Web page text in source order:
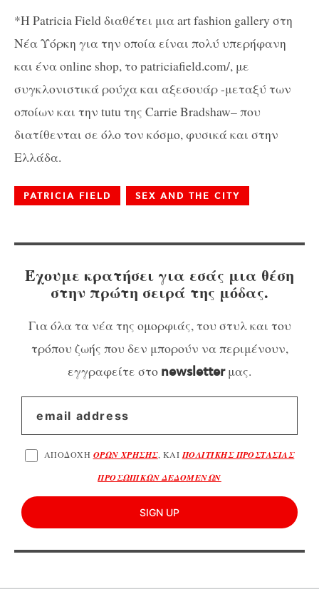
*Η PatriciaFieldδιαθέτει μιαartfashion gallery στη
Νέα Υόρκη για την οποία είναι πολύ υπερήφανη
και έναonline shop, το patriciafield.com/, με
συγκλονιστικά ρούχα και αξεσουάρ -μεταξύ των
οποίων και την tutuτης CarrieBradshaw–που
διατίθενται σε όλο τον κόσμο, φυσικά και στην
Ελλάδα.
PATRICIA FIELD SEX AND THE CITY
Έχουμε κρατήσει για εσάς μια θέση
στην πρώτη σειρά της μόδας.
Για όλα τα νέα της ομορφιάς, του στυλ και του
τρόπου ζωής που δεν μπορούν να περιμένουν,
εγγραφείτε στο newsletterμας.
ΑΠΟΔΟΧΗ ΟΡΩΝ ΧΡΗΣΗΣ, ΚΑΙ ΠΟΛΙΤΙΚΗΣ ΠΡΟΣΤΑΣΙΑΣ
ΠΡΟΣΩΠΙΚΩΝ ΔΕΔΟΜΕΝΩΝ
SIGN UP